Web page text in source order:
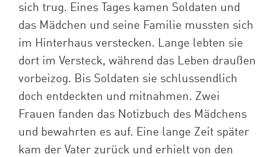
sich trug. Eines Tages kamen Soldaten und
das Mädchen und seine Familie mussten sich
im Hinterhaus verstecken. Lange lebten sie
dort im Versteck, während das Leben draußen
vorbeizog. Bis Soldaten sie schlussendlich
doch entdeckten und mitnahmen. Zwei
Frauen fanden das Notizbuch des Mädchens
und bewahrten es auf. Eine lange Zeit später
kam der Vater zurück und erhielt von den